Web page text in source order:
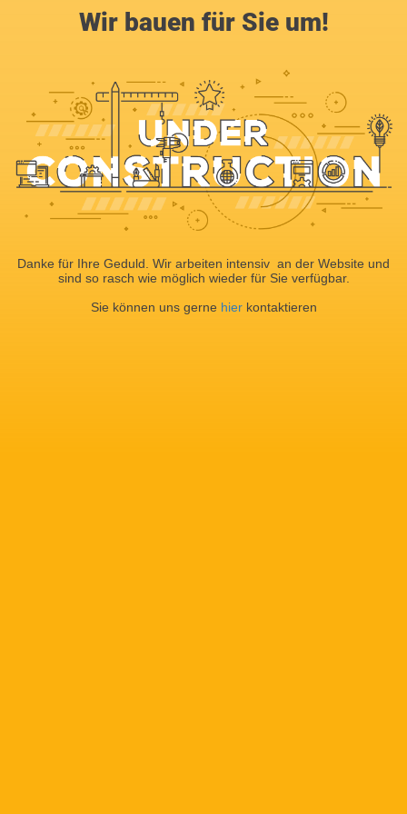
Wir bauen für Sie um!
Danke für Ihre Geduld. Wir arbeiten intensiv an der Website und
sind so rasch wie möglich wieder für Sie verfügbar.
Sie können uns gerne hierkontaktieren